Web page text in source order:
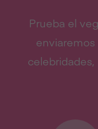
Prueba el